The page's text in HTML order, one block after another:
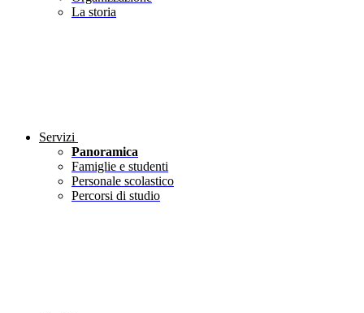
La storia
Servizi
Panoramica
Famiglie e studenti
Personale scolastico
Percorsi di studio